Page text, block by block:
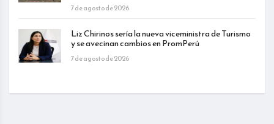
7 de agosto de 2026
Liz Chirinos sería la nueva viceministra de Turismo
y se avecinan cambios en PromPerú
7 de agosto de 2026